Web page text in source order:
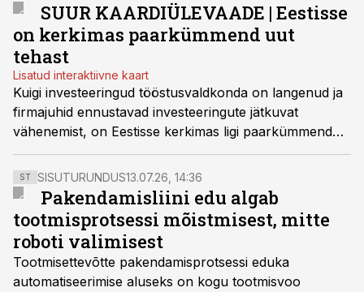
SUUR KAARDIÜLEVAADE | Eestisse
on kerkimas paarkümmend uut
tehast
Lisatud interaktiivne kaart
Kuigi investeeringud tööstusvaldkonda on langenud ja
firmajuhid ennustavad investeeringute jätkuvat
vähenemist, on Eestisse kerkimas ligi paarkümmend
uut tehast. Usinaim tootmispindade laiendaja on
metallitööstus.
ST SISUTURUNDUS13.07.26, 14:36
Pakendamisliini edu algab
tootmisprotsessi mõistmisest, mitte
roboti valimisest
Tootmisettevõtte pakendamisprotsessi eduka
automatiseerimise aluseks on kogu tootmisvoo